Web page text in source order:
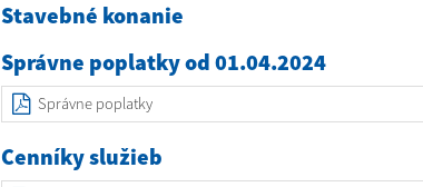
Stavebné konanie
Správne poplatky od 01.04.2024
Správne poplatky
Cenníky služieb